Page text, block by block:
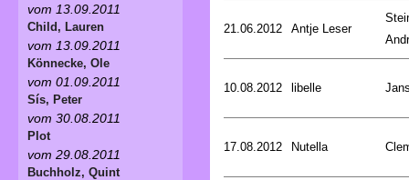
21.06.2012 Antje Leser
10.08.2012 libelle
17.08.2012 Nutella
vom 13.09.2011
Child, Lauren
vom 13.09.2011
Könnecke, Ole
vom 01.09.2011
Sís, Peter
vom 30.08.2011
Plot
vom 29.08.2011
Buchholz, Quint